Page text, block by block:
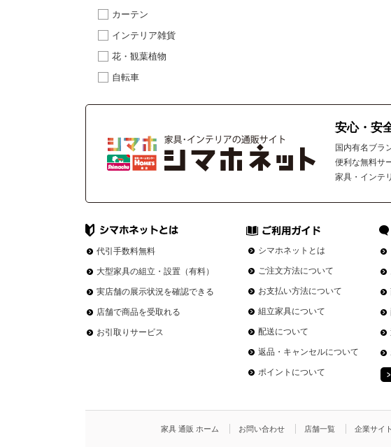
カーテン
インテリア雑貨
花・観葉植物
自転車
安心・安
国内有名ブラ
便利な無料サ
家具・インテ
代引手数料無料
大型家具の組立・設置（有料）
実店舗の展示状況を確認できる
店舗で商品を受取れる
お引取りサービス
シマホネットとは
ご注文方法について
お支払い方法について
組立家具について
配送について
返品・キャンセルについて
ポイントについて
家具 通販 ホーム お問い合わせ 店舗一覧 企業サイ